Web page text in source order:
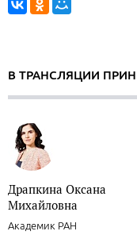
В ТРАНСЛЯЦИИ
Драпкина Оксана
Михайловна
Академик РАН